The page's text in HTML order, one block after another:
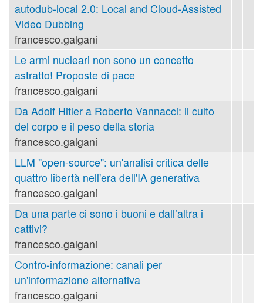
autodub-local 2.0: Local and Cloud-Assisted
Video Dubbing
francesco.galgani
Le armi nucleari non sono un concetto
astratto! Proposte di pace
francesco.galgani
Da Adolf Hitler a Roberto Vannacci: il culto
del corpo e il peso della storia
francesco.galgani
LLM "open-source": un'analisi critica delle
quattro libertà nell'era dell'IA generativa
francesco.galgani
Da una parte ci sono i buoni e dall’altra i
cattivi?
francesco.galgani
Contro-informazione: canali per
un'informazione alternativa
francesco.galgani